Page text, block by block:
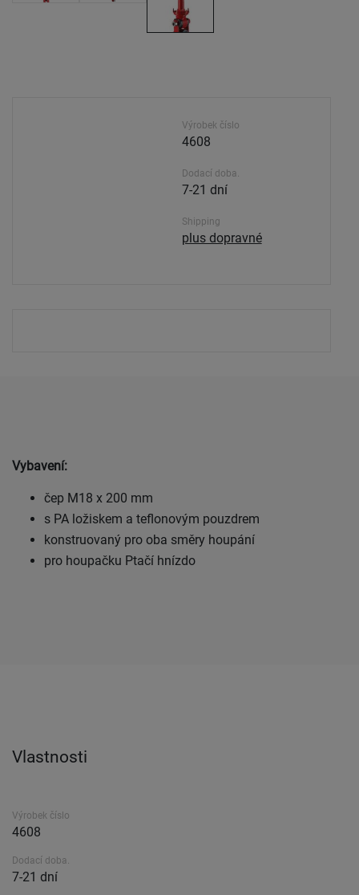
Výrobek číslo
4608
Dodací doba.
7-21 dní
Shipping
plus dopravné
Vybavení:
čep M18 x 200 mm
s PA ložiskem a teflonovým pouzdrem
konstruovaný pro oba směry houpání
pro houpačku Ptačí hnízdo
Vlastnosti
Výrobek číslo
4608
Dodací doba.
7-21 dní